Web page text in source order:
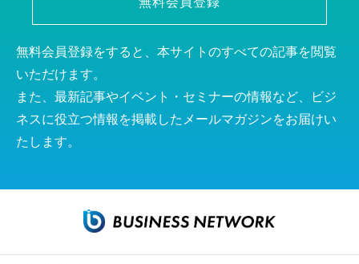
無料会員登録をすると、本サイトのすべての記事を閲覧
いただけます。
また、最新記事やイベント・セミナーの情報など、ビジ
ネスに役立つ情報を掲載したメールマガジンをお届けい
たします。